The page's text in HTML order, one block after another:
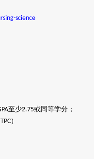
science
至少2.75或同等学分；
TPC）